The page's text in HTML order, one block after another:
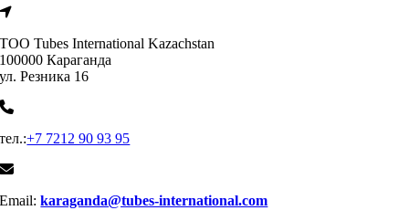
ТОО Tubes International Kazachstan
100000 Караганда
ул. Резника 16
тел.:+7 7212 90 93 95
Email:karaganda@tubes-international.com